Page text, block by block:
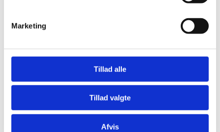
Marketing
Tillad alle
Tillad valgte
Afvis
Miljøgodkendt algehandling
Vi behandler jeres tag med en
miljøgodkendt algefjerner, som effektivt
dræber mos og alger. Dødt mos og alger
vil efterfølgende gradvist regne væk.